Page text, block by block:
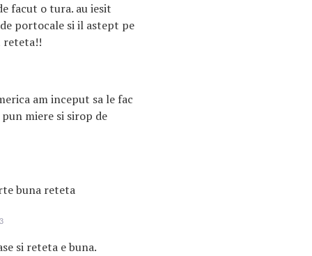
facut o tura. au iesit
portocale si il astept pe
reteta!!
am inceput sa le fac
miere si sirop de
buna reteta
si reteta e buna.